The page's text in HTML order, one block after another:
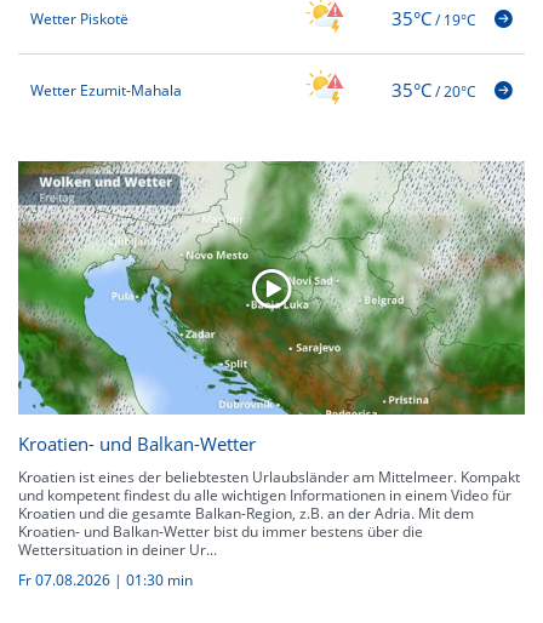
Wetter Piskotë 35°C/19°C
Wetter Ezumit-Mahala 35°C/20°C
Kroatien- und Balkan-Wetter
Kroatien ist eines der beliebtesten Urlaubsländer am Mittelmeer. Kompakt
und kompetent findest du alle wichtigen Informationen in einem Video für
Kroatien und die gesamte Balkan-Region, z.B. an der Adria. Mit dem
Kroatien- und Balkan-Wetter bist du immer bestens über die
Wettersituation in deiner Ur...
Fr 07.08.2026 | 01:30 min